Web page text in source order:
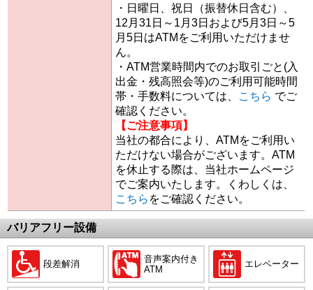
・日曜日、祝日（振替休日含む）、
12月31日～1月3日および5月3日～5
月5日はATMをご利用いただけませ
ん。
・ATM営業時間内でのお取引ごと(入
出金・残高照会等)のご利用可能時間
帯・手数料については、
こちら でご
確認ください。
【ご注意事項】
当社の都合により、ATMをご利用い
ただけない場合がございます。ATM
を休止する際は、当社ホームページ
でご案内いたします。くわしくは、
こちら をご確認ください。
バリアフリー設備
段差解消
音声案内付き
ATM
エレベーター